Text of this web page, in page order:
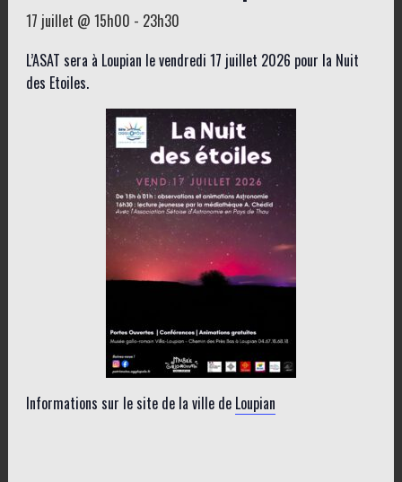
17 juillet @ 15h00 - 23h30
L’ASAT sera à Loupian le vendredi 17 juillet 2026 pour la Nuit
des Etoiles.
Informations sur le site de la ville de Loupian